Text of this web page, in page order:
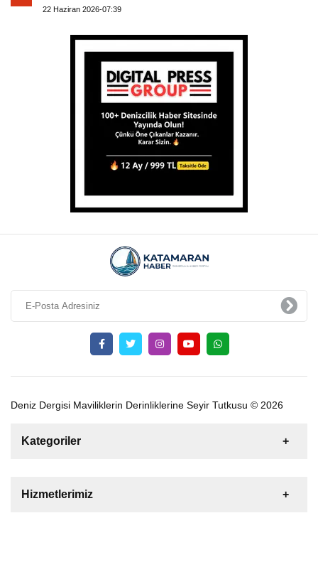
22 Haziran 2026-07:39
Deniz Dergisi Maviliklerin Derinliklerine Seyir Tutkusu © 2026
Kategoriler
Tekne
Hizmetlerimiz